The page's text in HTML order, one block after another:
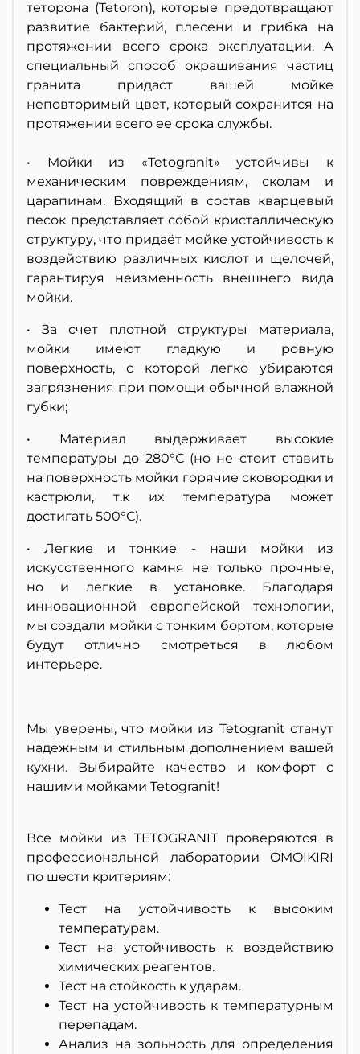
теторона (Tetoron), которые предотвращают
развитие бактерий, плесени и грибка на
протяжении всего срока эксплуатации. А
специальный способ окрашивания частиц
гранита придаст вашей мойке
неповторимый цвет, который сохранится на
протяжении всего ее срока службы.
• Мойки из «Tetogranit» устойчивы к
механическим повреждениям, сколам и
царапинам. Входящий в состав кварцевый
песок представляет собой кристаллическую
структуру, что придаёт мойке устойчивость к
воздействию различных кислот и щелочей,
гарантируя неизменность внешнего вида
мойки.
• За счет плотной структуры материала,
мойки имеют гладкую и ровную
поверхность, с которой легко убираются
загрязнения при помощи обычной влажной
губки;
• Материал выдерживает высокие
температуры до 280°С (но не стоит ставить
на поверхность мойки горячие сковородки и
кастрюли, т.к их температура может
достигать 500°С).
• Легкие и тонкие - наши мойки из
искусственного камня не только прочные,
но и легкие в установке. Благодаря
инновационной европейской технологии,
мы создали мойки с тонким бортом, которые
будут отлично смотреться в любом
интерьере.
Мы уверены, что мойки из Tetogranit станут
надежным и стильным дополнением вашей
кухни. Выбирайте качество и комфорт с
нашими мойками Tetogranit!
Все мойки из TETOGRANIT проверяются в
профессиональной лаборатории OMOIKIRI
по шести критериям:
Тест на устойчивость к высоким
температурам.
Тест на устойчивость к воздействию
химических реагентов.
Тест на стойкость к ударам.
Тест на устойчивость к температурным
перепадам.
Анализ на зольность для определения